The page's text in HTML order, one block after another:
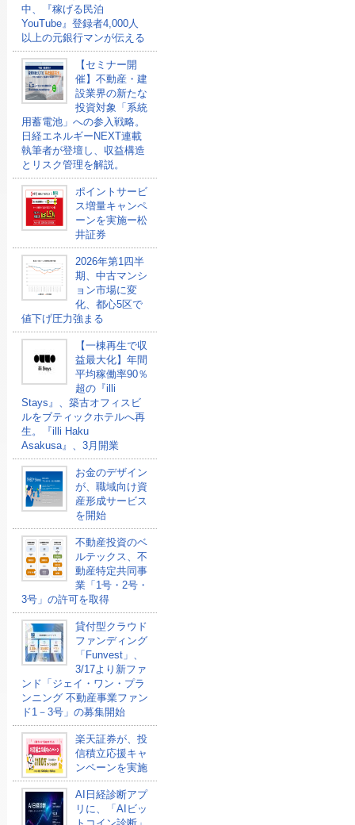
中、『稼げる民泊
YouTube』登録者4,000人
以上の元銀行マンが伝える
【セミナー開
催】不動産・建
設業界の新たな
投資対象「系統
用蓄電池」への参入戦略。
日経エネルギーNEXT連載
執筆者が登壇し、収益構造
とリスク管理を解説。
ポイントサービ
ス増量キャンペ
ーンを実施ー松
井証券
2026年第1四半
期、中古マンシ
ョン市場に変
化、都心5区で
値下げ圧力強まる
【一棟再生で収
益最大化】年間
平均稼働率90％
超の『illi
Stays』、築古オフィスビ
ルをブティックホテルへ再
生。『illi Haku
Asakusa』、3月開業
お金のデザイン
が、職域向け資
産形成サービス
を開始
不動産投資のベ
ルテックス、不
動産特定共同事
業「1号・2号・
3号」の許可を取得
貸付型クラウド
ファンディング
「Funvest」、
3/17より新ファ
ンド「ジェイ・ワン・プラ
ンニング 不動産事業ファン
ド1－3号」の募集開始
楽天証券が、投
信積立応援キャ
ンペーンを実施
AI日経診断アプ
リに、「AIビッ